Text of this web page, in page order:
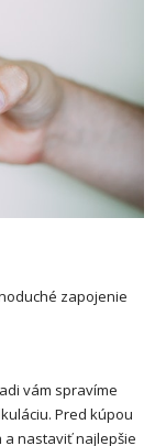
zapojenie
vám spravíme
Pred kúpou
nastaviť najlepšie